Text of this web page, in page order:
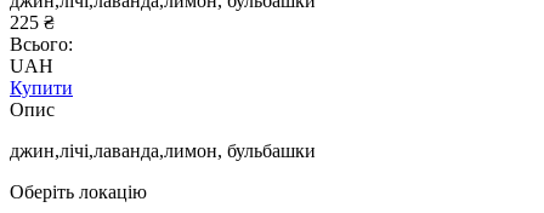
225 ₴
Всього:
UAH
Купити
Опис
джин,лічі,лаванда,лимон, бульбашки
Оберіть локацію